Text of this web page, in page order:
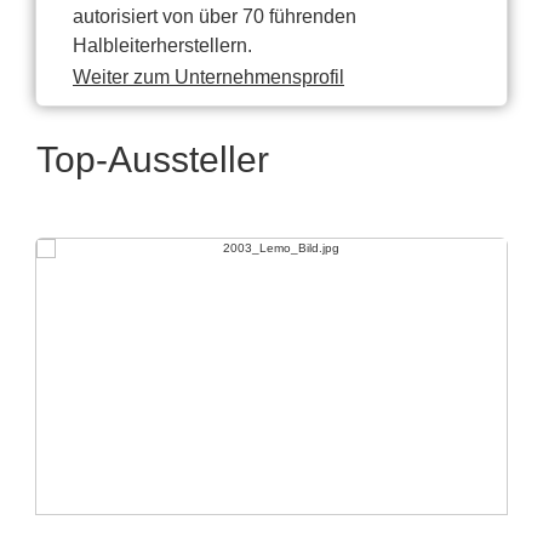
autorisiert von über 70 führenden
Halbleiterherstellern.
Weiter zum Unternehmensprofil
Top-Aussteller